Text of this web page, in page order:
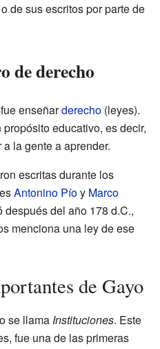
de sus escritos por parte de
de derecho
enseñarderecho (leyes).
educativo, es decir,
la gente a aprender.
escritas durante los
Antonino Píoy Marco
después del año 178 d.C.,
menciona una ley de ese
de Gayo
se llama Instituciones. Este
fue una de las primeras